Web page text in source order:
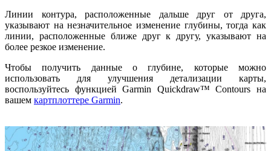
Линии контура, расположенные дальше друг от друга,
указывают на незначительное изменение глубины, тогда как
линии, расположенные ближе друг к другу, указывают на
более резкое изменение.
Чтобы получить данные о глубине, которые можно
использовать для улучшения детализации карты,
воспользуйтесь функцией Garmin Quickdraw™ Contours на
вашем картплоттере Garmin.